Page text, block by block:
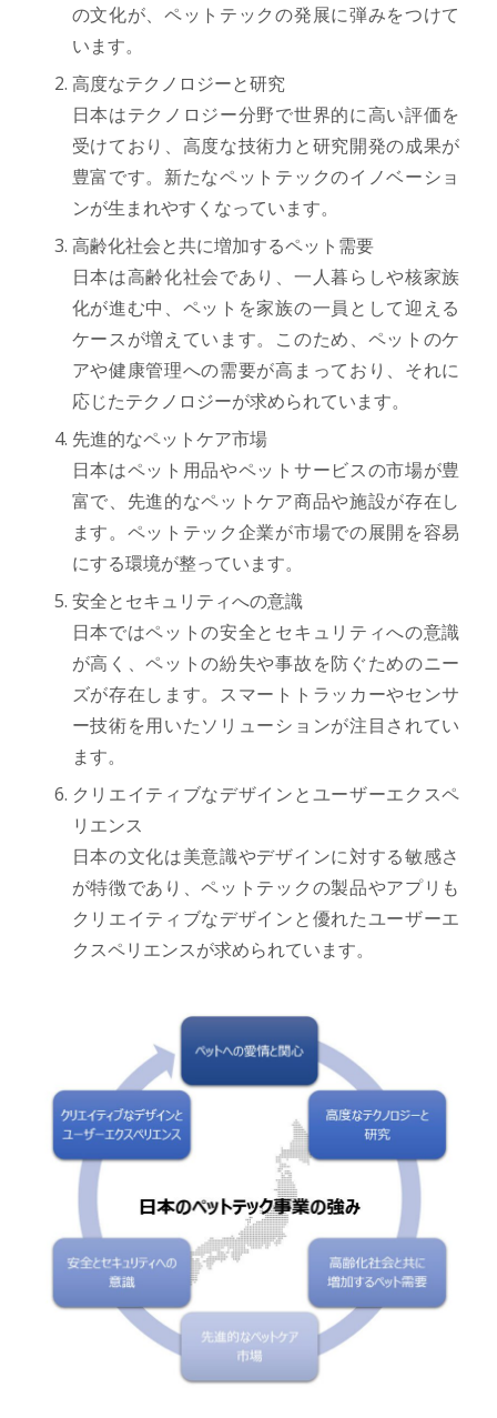
の文化が、ペットテックの発展に弾みをつけて
います。
高度なテクノロジーと研究
日本はテクノロジー分野で世界的に高い評価を
受けており、高度な技術力と研究開発の成果が
豊富です。新たなペットテックのイノベーショ
ンが生まれやすくなっています。
高齢化社会と共に増加するペット需要
日本は高齢化社会であり、一人暮らしや核家族
化が進む中、ペットを家族の一員として迎える
ケースが増えています。このため、ペットのケ
アや健康管理への需要が高まっており、それに
応じたテクノロジーが求められています。
先進的なペットケア市場
日本はペット用品やペットサービスの市場が豊
富で、先進的なペットケア商品や施設が存在し
ます。ペットテック企業が市場での展開を容易
にする環境が整っています。
安全とセキュリティへの意識
日本ではペットの安全とセキュリティへの意識
が高く、ペットの紛失や事故を防ぐためのニー
ズが存在します。スマートトラッカーやセンサ
ー技術を用いたソリューションが注目されてい
ます。
クリエイティブなデザインとユーザーエクスペ
リエンス
日本の文化は美意識やデザインに対する敏感さ
が特徴であり、ペットテックの製品やアプリも
クリエイティブなデザインと優れたユーザーエ
クスペリエンスが求められています。